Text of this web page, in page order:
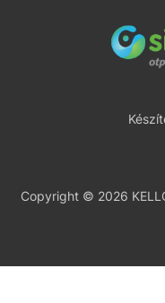
Copyright © 2026